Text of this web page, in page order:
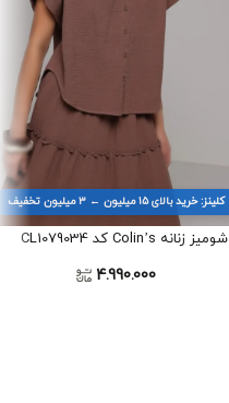
کلینز: خرید بالای ۱۵ میلیون ← ۳ میلیون تخفیف
شومیز زنانه Colin’s کد CL1079034
4.990.000